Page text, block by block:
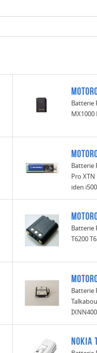
Batterie
MX1000
Batterie
Pro
iden
Batterie
T6200
Batterie
Nokia